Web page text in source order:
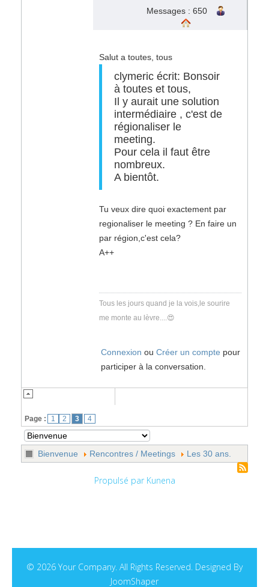
Messages : 650
Salut a toutes, tous
clymeric écrit: Bonsoir
à toutes et tous,
Il y aurait une solution
intermédiaire , c'est de
régionaliser le
meeting.
Pour cela il faut être
nombreux.
A bientôt.
Tu veux dire quoi exactement par
regionaliser le meeting ? En faire un
par région,c'est cela?
A++
Tous les jours quand je la vois,le sourire
me monte au lèvre....😍
Connexion ou Créer un compte pour
participer à la conversation.
Page : 1 2 3 4
Bienvenue Rencontres / Meetings Les 30 ans.
Propulsé par Kunena
© 2026 Your Company. All Rights Reserved. Designed By
JoomShaper